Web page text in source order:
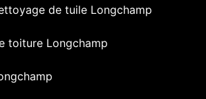
de tuile Longchamp
toiture Longchamp